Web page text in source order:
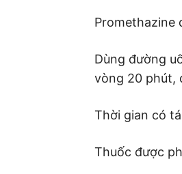
Promethazine
Dùng đường
vòng 20 phút,
Thời gian có
Thuốc được